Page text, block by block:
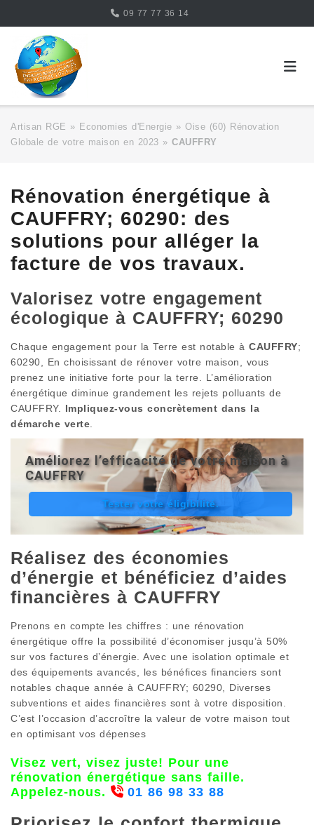
content
09 77 77 36 14
Artisan RGE » Economies d'Energie » Oise (60) Rénovation
Globale de votre maison en 2023 » CAUFFRY
Rénovation énergétique à
CAUFFRY; 60290: des
solutions pour alléger la
facture de vos travaux.
Valorisez votre engagement
écologique à CAUFFRY; 60290
Chaque engagement pour la Terre est notable à CAUFFRY;
60290, En choisissant de rénover votre maison, vous
prenez une initiative forte pour la terre. L’amélioration
énergétique diminue grandement les rejets polluants de
CAUFFRY. Impliquez-vous concrètement dans la
démarche verte
Améliorez l’efficacité de votre maison à
CAUFFRY
Tester votre éligibilité.
Réalisez des économies
d’énergie et bénéficiez d’aides
financières à CAUFFRY
Prenons en compte les chiffres : une rénovation
énergétique offre la possibilité d’économiser jusqu’à 50%
sur vos factures d’énergie. Avec une isolation optimale et
des équipements avancés, les bénéfices financiers sont
notables chaque année à CAUFFRY; 60290, Diverses
subventions et aides financières sont à votre disposition.
C’est l’occasion d’accroître la valeur de votre maison tout
en optimisant vos dépenses
Visez vert, visez juste! Pour une
rénovation énergétique sans faille.
Appelez-nous.
01 86 98 33 88